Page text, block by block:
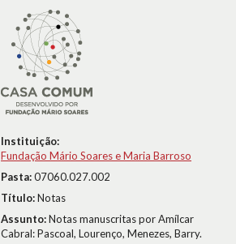
Instituição:
Fundação Mário Soares e Maria Barroso
Pasta:07060.027.002
Título:Notas
Assunto:Notas manuscritas por Amílcar
Cabral: Pascoal, Lourenço, Menezes, Barry.